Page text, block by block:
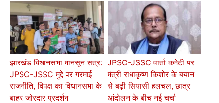
झारखंड विधानसभा मानसून सत्र:
JPSC-JSSC मुद्दे पर गरमाई
राजनीति, विपक्ष का विधानसभा के
बाहर जोरदार प्रदर्शन
JPSC-JSSC वार्ता कमेटी पर
मंत्री राधाकृष्ण किशोर के बयान
से बढ़ी सियासी हलचल, छात्र
आंदोलन के बीच नई चर्चा